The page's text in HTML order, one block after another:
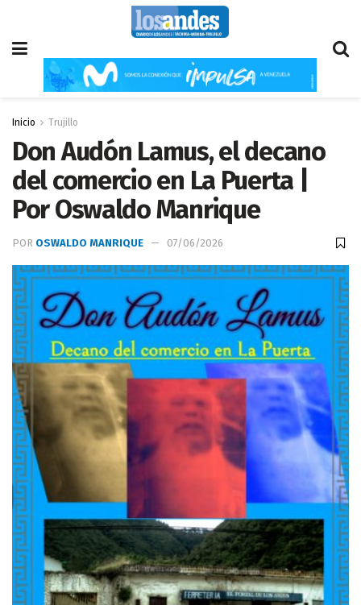
Inicio Trujillo
Don Audón Lamus, el decano
del comercio en La Puerta |
Por Oswaldo Manrique
POR OSWALDO MANRIQUE 07/06/2026